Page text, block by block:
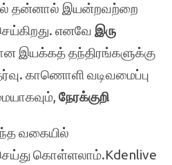
தன்னால் இயன்றவற்றை
எனவே இரு
இயக்கத் தந்திரங்களுக்கு
காணொளி வடிவமைப்பு
நேரக்குறி
வகையில்
கொள்ளலாம்.Kdenlive